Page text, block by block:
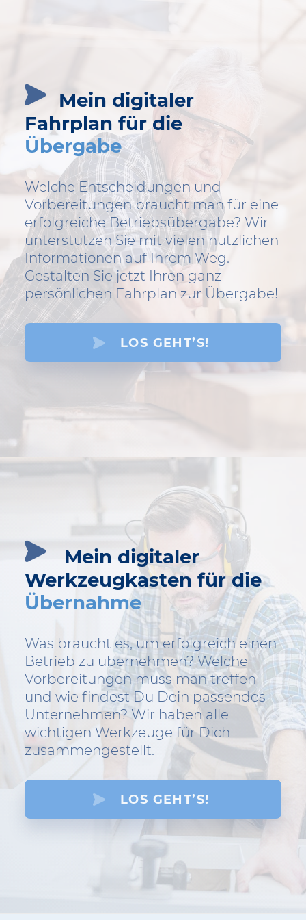
Mein digitaler
Fahrplan für die
Übergabe
Welche Entscheidungen und
Vorbereitungen braucht man für eine
erfolgreiche Betriebsübergabe? Wir
unterstützen Sie mit vielen nützlichen
Informationen auf Ihrem Weg.
Gestalten Sie jetzt Ihren ganz
persönlichen Fahrplan zur Übergabe!
LOS GEHT’S!
Mein digitaler
Werkzeugkasten für die
Übernahme
Was braucht es, um erfolgreich einen
Betrieb zu übernehmen? Welche
Vorbereitungen muss man treffen
und wie findest Du Dein passendes
Unternehmen? Wir haben alle
wichtigen Werkzeuge für Dich
zusammengestellt.
LOS GEHT’S!